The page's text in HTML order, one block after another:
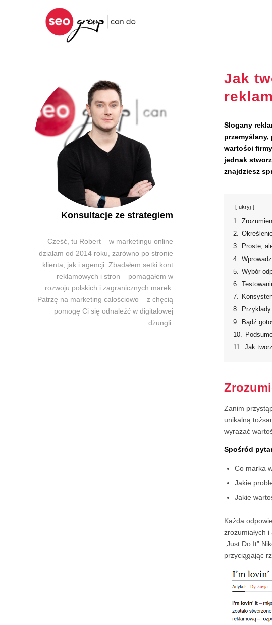
Jak
Slogany
wartości
jednak
znajdziesz
ukryj
1.
2.
3.
Proste,
4.
5. Wybór
6.
7.
8.
9.
Bądź
10.
11. Jak
Zanim
unikalną
wyrażać
Spośród
Co marka
Jakie
Jakie
Każda
zrozumiałych
„Just Do It”
przyciągając
Konsultacje ze strategiem
Cześć, tu Robert – w marketingu online
działam od 2014 roku, zarówno po stronie
klienta, jak i agencji. Zbadałem setki kont
reklamowych i stron – pomagałem w
rozwoju polskich i zagranicznych marek.
Patrzę na marketing całościowo – z chęcią
pomogę Ci się odnaleźć w digitalowej
dżungli.